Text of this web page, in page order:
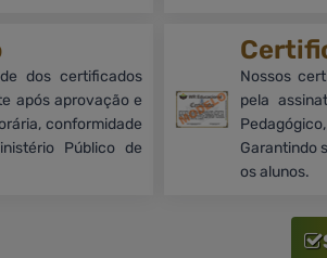
dos certificados
após aprovação e
conformidade
Público de
Nossos
pela
Garantindo
os alunos.